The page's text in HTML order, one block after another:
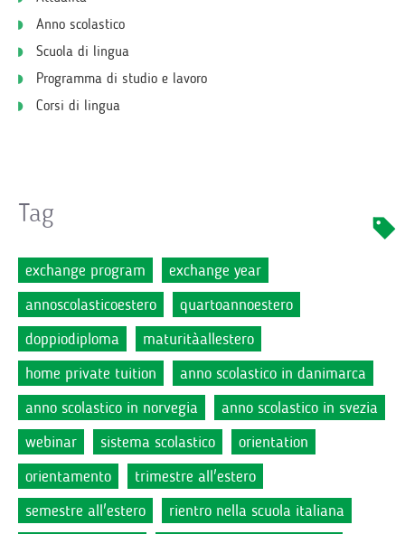
Anno scolastico
Scuola di lingua
Programma di studio e lavoro
Corsi di lingua
Tag
exchange program
exchange year
annoscolasticoestero
quartoannoestero
doppiodiploma
maturitàallestero
home private tuition
anno scolastico in danimarca
anno scolastico in norvegia
anno scolastico in svezia
webinar
sistema scolastico
orientation
orientamento
trimestre all'estero
semestre all'estero
rientro nella scuola italiana